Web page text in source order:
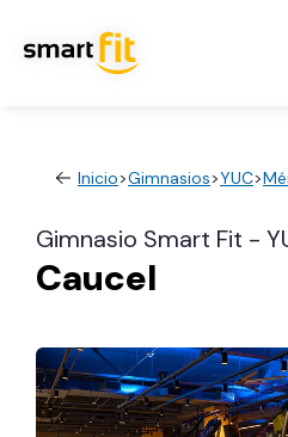
Inicio>Gimnasios>YUC>
Gimnasio Smart Fit -
Caucel